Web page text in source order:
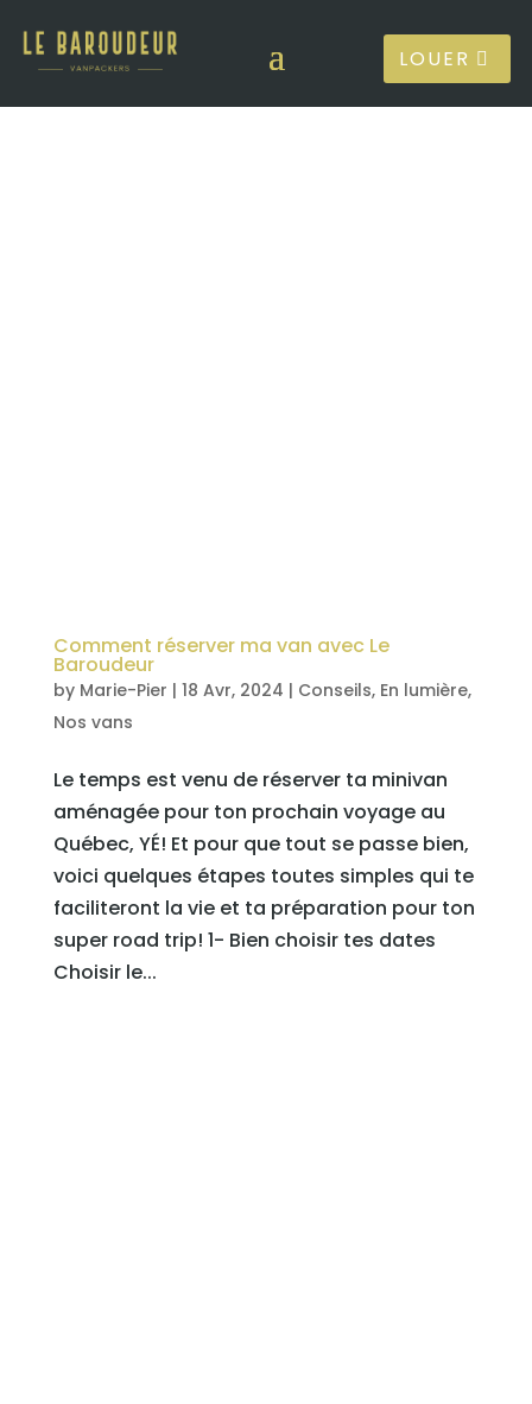
LOUER
Comment réserver ma van avec Le
Baroudeur
by Marie-Pier | 18 Avr, 2024 | Conseils, En lumière,
Nos vans
Le temps est venu de réserver ta minivan
aménagée pour ton prochain voyage au
Québec, YÉ! Et pour que tout se passe bien,
voici quelques étapes toutes simples qui te
faciliteront la vie et ta préparation pour ton
super road trip! 1- Bien choisir tes dates
Choisir le...